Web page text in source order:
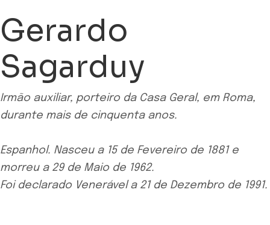
Gerardo
Sagarduy
Irmão auxiliar, porteiro da Casa Geral, em Roma,
durante mais de cinquenta anos.
Espanhol. Nasceu a 15 de Fevereiro de 1881 e
morreu a 29 de Maio de 1962.
Foi declarado Venerável a 21 de Dezembro de 1991.